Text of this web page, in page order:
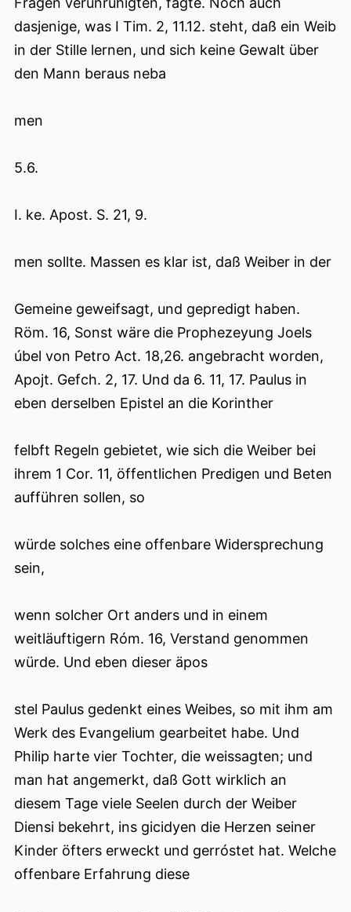
dasjenige, was I Tim. 2, 11.12. steht, daß ein Weib
in der Stille lernen, und sich keine Gewalt über
den Mann beraus neba
men
5.6.
I. ke. Apost. S. 21, 9.
men sollte. Massen es klar ist, daß Weiber in der
Gemeine geweifsagt, und gepredigt haben.
Röm. 16, Sonst wäre die Prophezeyung Joels
úbel von Petro Act. 18,26. angebracht worden,
Apojt. Gefch. 2, 17. Und da 6. 11, 17. Paulus in
eben derselben Epistel an die Korinther
felbft Regeln gebietet, wie sich die Weiber bei
ihrem 1 Cor. 11, öffentlichen Predigen und Beten
aufführen sollen, so
würde solches eine offenbare Widersprechung
sein,
wenn solcher Ort anders und in einem
weitläuftigern Róm. 16, Verstand genommen
würde. Und eben dieser äpos
stel Paulus gedenkt eines Weibes, so mit ihm am
Werk des Evangelium gearbeitet habe. Und
Philip harte vier Tochter, die weissagten; und
man hat angemerkt, daß Gott wirklich an
diesem Tage viele Seelen durch der Weiber
Diensi bekehrt, ins gicidyen die Herzen seiner
Kinder öfters erweckt und gerróstet hat. Welche
offenbare Erfahrung diese